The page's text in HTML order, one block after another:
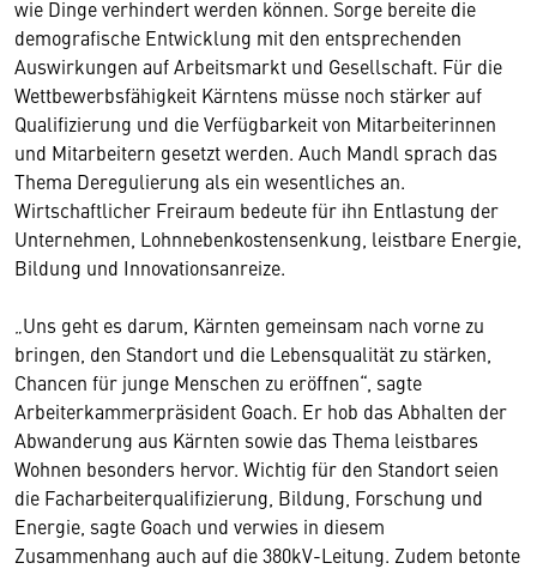
wie Dinge verhindert werden können. Sorge bereite die
demografische Entwicklung mit den entsprechenden
Auswirkungen auf Arbeitsmarkt und Gesellschaft. Für die
Wettbewerbsfähigkeit Kärntens müsse noch stärker auf
Qualifizierung und die Verfügbarkeit von Mitarbeiterinnen
und Mitarbeitern gesetzt werden. Auch Mandl sprach das
Thema Deregulierung als ein wesentliches an.
Wirtschaftlicher Freiraum bedeute für ihn Entlastung der
Unternehmen, Lohnnebenkostensenkung, leistbare Energie,
Bildung und Innovationsanreize.
„Uns geht es darum, Kärnten gemeinsam nach vorne zu
bringen, den Standort und die Lebensqualität zu stärken,
Chancen für junge Menschen zu eröffnen“, sagte
Arbeiterkammerpräsident Goach. Er hob das Abhalten der
Abwanderung aus Kärnten sowie das Thema leistbares
Wohnen besonders hervor. Wichtig für den Standort seien
die Facharbeiterqualifizierung, Bildung, Forschung und
Energie, sagte Goach und verwies in diesem
Zusammenhang auch auf die 380kV-Leitung. Zudem betonte